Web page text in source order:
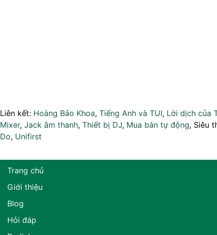
Liên kết: Hoàng Bảo Khoa, Tiếng Anh và TUI, Lời dịch của
Mixer, Jack âm thanh, Thiết bị DJ, Mua bán tự động, Siêu
Do, Unifirst
Trang chủ
Giới thiệu
Blog
Hỏi đáp